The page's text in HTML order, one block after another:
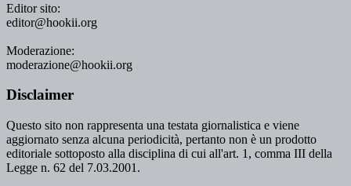
Editor sito:
editor@hookii.org
Moderazione:
moderazione@hookii.org
Disclaimer
Questo sito non rappresenta una testata giornalistica e viene
aggiornato senza alcuna periodicità, pertanto non è un prodotto
editoriale sottoposto alla disciplina di cui all'art. 1, comma III della
Legge n. 62 del 7.03.2001.